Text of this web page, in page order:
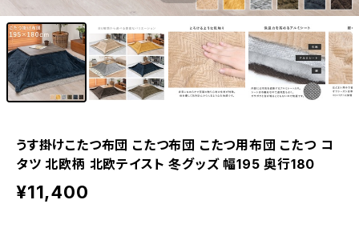
うす掛けこたつ布団 こたつ布団 こたつ用布団 こたつ コ
タツ 北欧柄 北欧テイスト 冬グッズ 幅195 奥行180
¥11,400